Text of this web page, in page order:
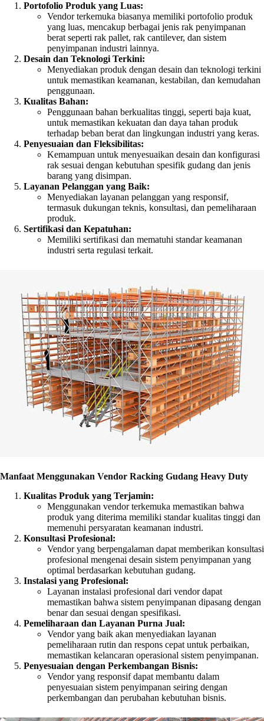
Portofolio Produk yang Luas:
Vendor terkemuka biasanya memiliki portofolio produk
yang luas, mencakup berbagai jenis rak penyimpanan
berat seperti rak pallet, rak cantilever, dan sistem
penyimpanan industri lainnya.
Desain dan Teknologi Terkini:
Menyediakan produk dengan desain dan teknologi terkini
untuk memastikan keamanan, kestabilan, dan kemudahan
penggunaan.
Kualitas Bahan:
Penggunaan bahan berkualitas tinggi, seperti baja kuat,
untuk memastikan kekuatan dan daya tahan produk
terhadap beban berat dan lingkungan industri yang keras.
Penyesuaian dan Fleksibilitas:
Kemampuan untuk menyesuaikan desain dan konfigurasi
rak sesuai dengan kebutuhan spesifik gudang dan jenis
barang yang disimpan.
Layanan Pelanggan yang Baik:
Menyediakan layanan pelanggan yang responsif,
termasuk dukungan teknis, konsultasi, dan pemeliharaan
produk.
Sertifikasi dan Kepatuhan:
Memiliki sertifikasi dan mematuhi standar keamanan
industri serta regulasi terkait.
Manfaat Menggunakan Vendor Racking Gudang Heavy Duty
Kualitas Produk yang Terjamin:
Menggunakan vendor terkemuka memastikan bahwa
produk yang diterima memiliki standar kualitas tinggi dan
memenuhi persyaratan keamanan industri.
Konsultasi Profesional:
Vendor yang berpengalaman dapat memberikan konsultasi
profesional mengenai desain sistem penyimpanan yang
optimal berdasarkan kebutuhan gudang.
Instalasi yang Profesional:
Layanan instalasi profesional dari vendor dapat
memastikan bahwa sistem penyimpanan dipasang dengan
benar dan sesuai dengan spesifikasi.
Pemeliharaan dan Layanan Purna Jual:
Vendor yang baik akan menyediakan layanan
pemeliharaan rutin dan respons cepat untuk perbaikan,
memastikan kelancaran operasional sistem penyimpanan.
Penyesuaian dengan Perkembangan Bisnis:
Vendor yang responsif dapat membantu dalam
penyesuaian sistem penyimpanan seiring dengan
perkembangan dan perubahan kebutuhan bisnis.